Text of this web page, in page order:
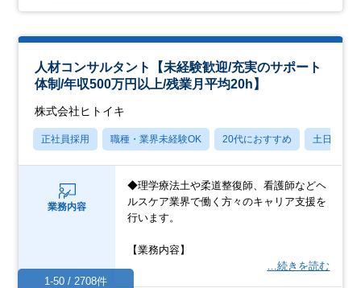
人材コンサルタント【未経験歓迎/充実のサポート
体制/年収500万円以上/残業月平均20h】
株式会社ヒトイキ
正社員採用 職種・業界未経験OK 20代におすすめ 土日祝休み
業務内容
◆理学療法土や柔道整復師、看護師などヘ
ルスケア業界で働く方々のキャリア支援を
行います。
【業務内容】
…続きを読む
1-50 / 2708件